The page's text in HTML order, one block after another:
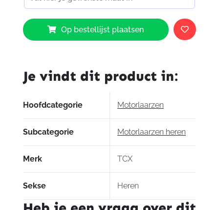
TCX
S-
TR1
Red
aantal
Op bestellijst plaatsen
Je vindt dit product in:
Hoofdcategorie Motorlaarzen
Subcategorie Motorlaarzen heren
Merk TCX
Sekse Heren